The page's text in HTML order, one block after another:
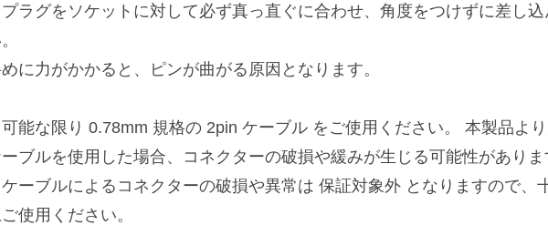
ラグをソケットに対して必ず真っ直ぐに合わせ、角度をつけずに差し込
に力がかかると、ピンが曲がる原因となります。
能な限り 0.78mm 規格の 2pin ケーブル をご使用ください。 本製品よ
ブルを使用した場合、コネクターの破損や緩みが生じる可能性がありま
ーブルによるコネクターの破損や異常は 保証対象外 となりますので、
使用ください。